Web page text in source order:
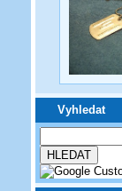
Vyhledat